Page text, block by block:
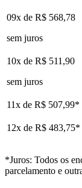
09x de R$ 568,78
sem juros
10x de R$ 511,90
sem juros
11x de R$ 507,99*
12x de R$ 483,75*
*Juros: Todos os
parcelamento e